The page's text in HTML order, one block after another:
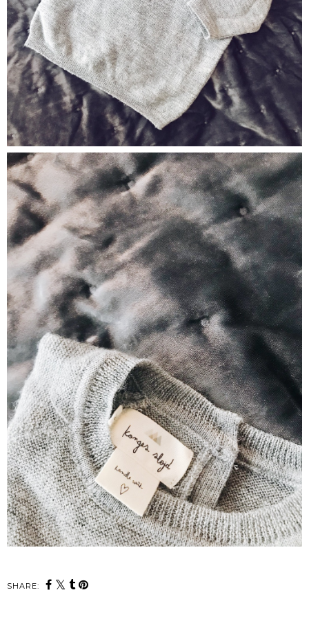
SHARE: